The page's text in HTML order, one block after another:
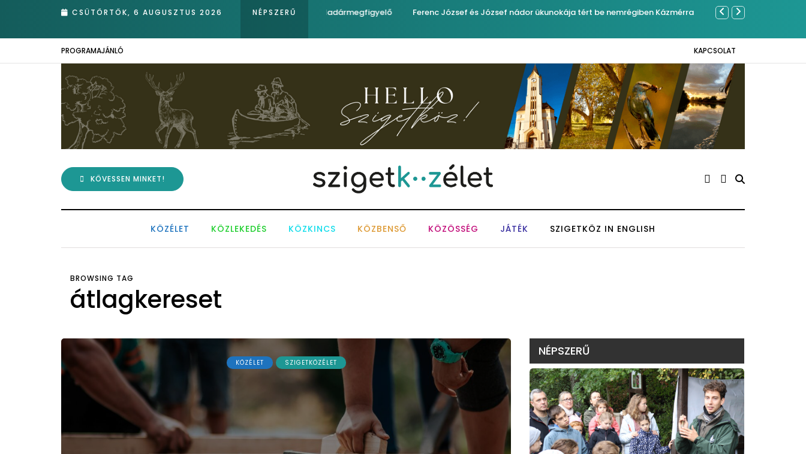
CSÜTÖRTÖK, 6 AUGUSZTUS 2026 NÉPSZERŰ
nádasában – Kiemelkedő hazai eredmények az Európai Madármegfigyelő Ferenc József és József nádor ükunokája tért be nemrégiben Kázmérra
PROGRAMAJÁNLÓ KAPCSOLAT
KÖVESSEN MINKET!
KÖZÉLET KÖZLEKEDÉS KÖZKINCS KÖZBENSŐ KÖZÖSSÉG JÁTÉK SZIGETKÖZ IN ENGLISH
BROWSING TAG
átlagkereset
KÖZÉLET SZIGETKÖZÉLET
NÉPSZERŰ